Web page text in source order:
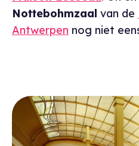
Nottebohmzaal van de
Antwerpen nog niet